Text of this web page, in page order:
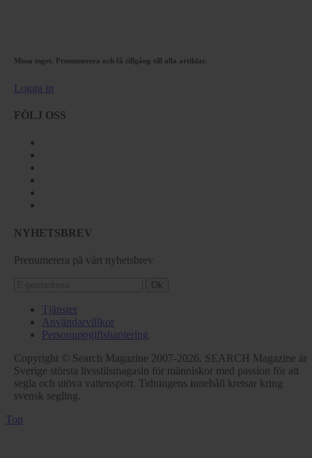
Missa inget. Prenumerera och få tillgång till alla artiklar.
Logga in
FÖLJ OSS
NYHETSBREV
Prenumerera på vårt nyhetsbrev
Ok
Tjänster
Användarvillkor
Personuppgiftshantering
Copyright © Search Magazine 2007-2026. SEARCH Magazine är
Sverige största livsstilsmagasin för människor med passion för att
segla och utöva vattensport. Tidningens innehåll kretsar kring
svensk segling.
Top